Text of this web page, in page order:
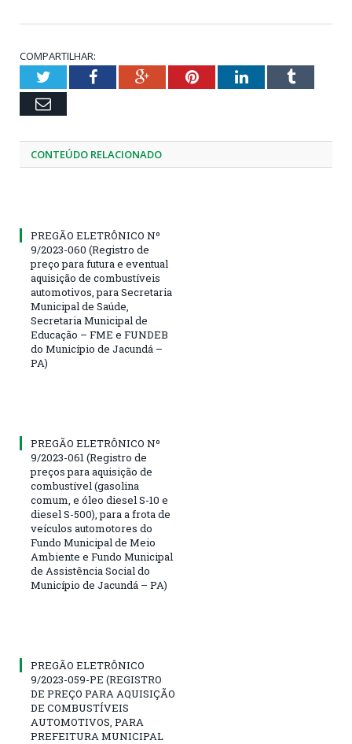
COMPARTILHAR:
TwitterFacebookGoogle+PinterestLinkedInTumblr
Email
CONTEÚDO RELACIONADO
PREGÃO ELETRÔNICO Nº
9/2023-060 (Registro de
preço para futura e eventual
aquisição de combustíveis
automotivos, para Secretaria
Municipal de Saúde,
Secretaria Municipal de
Educação – FME e FUNDEB
do Município de Jacundá –
PA)
PREGÃO ELETRÔNICO Nº
9/2023-061 (Registro de
preços para aquisição de
combustível (gasolina
comum, e óleo diesel S-10 e
diesel S-500), para a frota de
veículos automotores do
Fundo Municipal de Meio
Ambiente e Fundo Municipal
de Assistência Social do
Município de Jacundá – PA)
PREGÃO ELETRÔNICO
9/2023-059-PE (REGISTRO
DE PREÇO PARA AQUISIÇÃO
DE COMBUSTÍVEIS
AUTOMOTIVOS, PARA
PREFEITURA MUNICIPAL